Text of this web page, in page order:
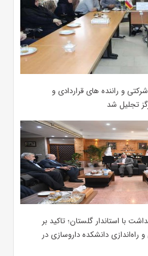
و راننده های قراردادی و
تجلیل شد
با استاندار گلستان؛ تاکید بر
دانشکده داروسازی در